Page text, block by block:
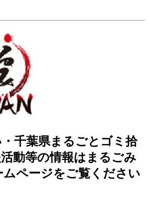
千葉県まるごとゴミ拾
動等の情報はまるごみ
ムページをご覧ください